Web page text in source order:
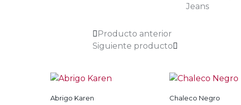
Jeans
Producto anterior
Siguiente producto
Abrigo Karen
Chaleco Negro